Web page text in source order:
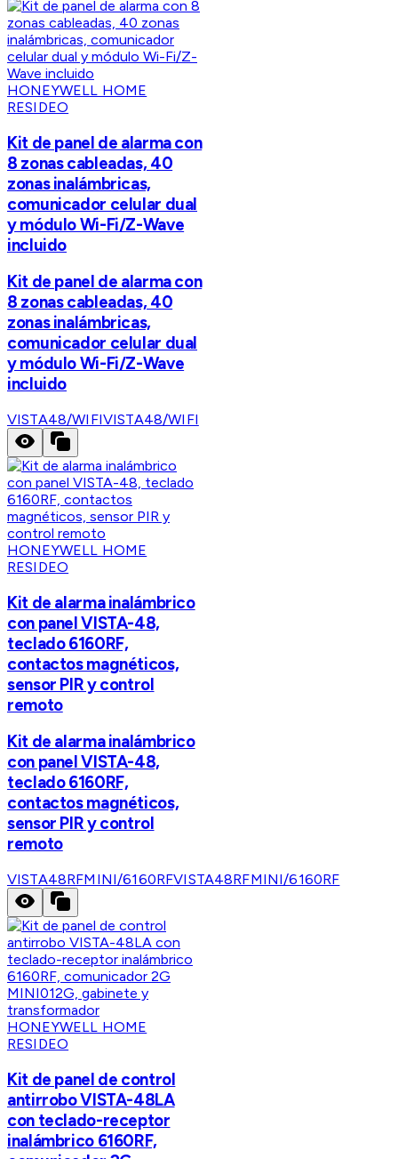
HONEYWELL HOME
RESIDEO
Kit de panel de alarma con
8 zonas cableadas, 40
zonas inalámbricas,
comunicador celular dual
y módulo Wi-Fi/Z-Wave
incluido
Kit de panel de alarma con
8 zonas cableadas, 40
zonas inalámbricas,
comunicador celular dual
y módulo Wi-Fi/Z-Wave
incluido
VISTA48/WIFIVISTA48/WIFI
HONEYWELL HOME
RESIDEO
Kit de alarma inalámbrico
con panel VISTA-48,
teclado 6160RF,
contactos magnéticos,
sensor PIR y control
remoto
Kit de alarma inalámbrico
con panel VISTA-48,
teclado 6160RF,
contactos magnéticos,
sensor PIR y control
remoto
VISTA48RFMINI/6160RFVISTA48RFMINI/6160RF
HONEYWELL HOME
RESIDEO
Kit de panel de control
antirrobo VISTA-48LA
con teclado-receptor
inalámbrico 6160RF,